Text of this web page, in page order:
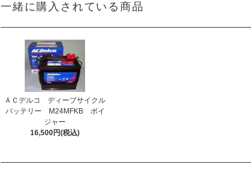
一緒に購入されている商品
ＡＣデルコ ディープサイクル
バッテリー M24MFKB ボイ
ジャー
16,500円(税込)